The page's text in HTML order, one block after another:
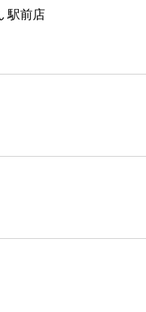
駅前店